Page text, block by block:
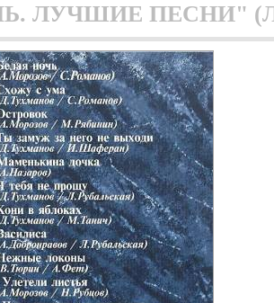
ЛУЧШИЕ ПЕСНИ"